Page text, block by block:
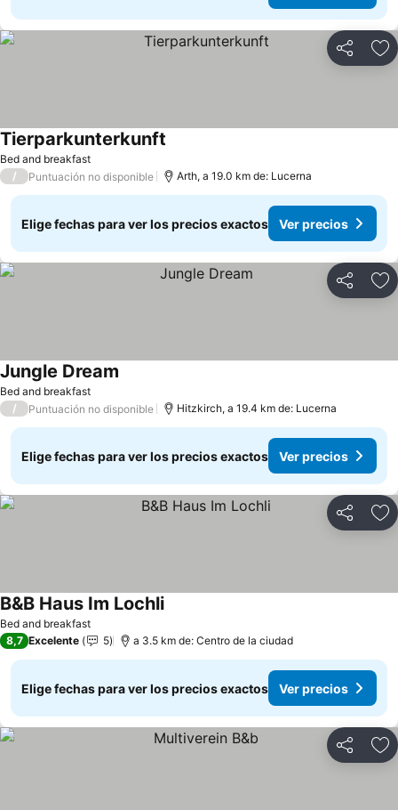
Compartir
Bed and breakfast
Tierparkunterkunft
/ Puntuación no disponible Arth, a 19.0 km de: Lucerna
Elige fechas para ver los precios exactos Ver precios
Compartir
Bed and breakfast
Jungle Dream
/ Puntuación no disponible Hitzkirch, a 19.4 km de: Lucerna
Elige fechas para ver los precios exactos Ver precios
Compartir
Bed and breakfast
B&B Haus Im Lochli
8,7 Excelente 5 a 3.5 km de: Centro de la ciudad
Elige fechas para ver los precios exactos Ver precios
Compartir